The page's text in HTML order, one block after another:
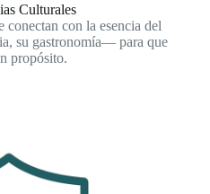
Culturales
conectan con la esencia del
su gastronomía— para que
propósito.